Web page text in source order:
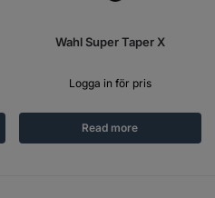
Wahl Super Taper X
Logga in för pris
Read more